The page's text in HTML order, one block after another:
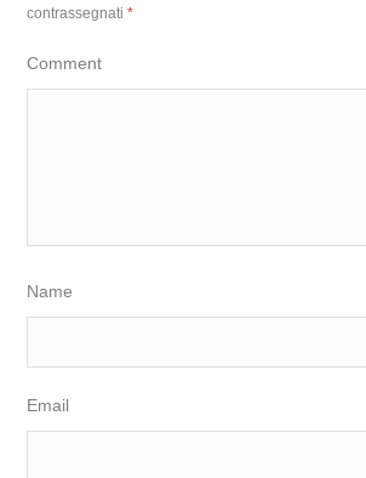
contrassegnati*
Comment
Name
Email